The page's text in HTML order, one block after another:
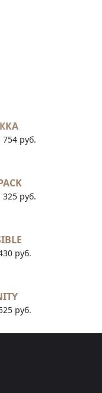
754 руб.
325 руб.
руб.
руб.